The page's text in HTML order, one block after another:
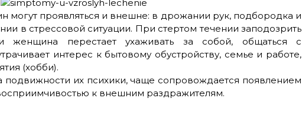
могут проявляться и внешне: в дрожании рук, подбородка и
в стрессовой ситуации. При стертом течении заподозрить
женщина перестает ухаживать за собой, общаться с
интерес к бытовому обустройству, семье и работе,
(хобби).
подвижности их психики, чаще сопровождается появлением
к внешним раздражителям.